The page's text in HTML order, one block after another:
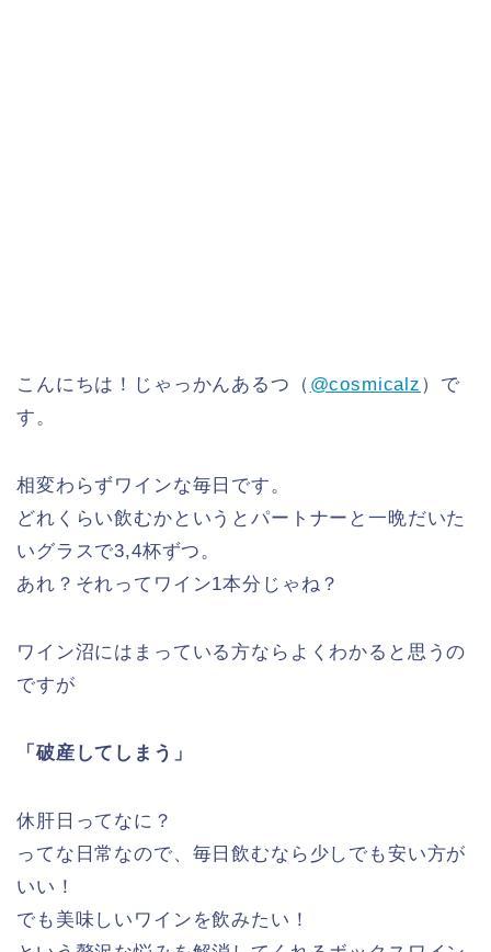
こんにちは！じゃっかんあるつ（ @cosmicalz ）で
す。
相変わらずワインな毎日です。
どれくらい飲むかというとパートナーと一晩だいた
いグラスで3,4杯ずつ。
あれ？それってワイン1本分じゃね？
ワイン沼にはまっている方ならよくわかると思うの
ですが
「破産してしまう」
休肝日ってなに？
ってな日常なので、毎日飲むなら少しでも安い方が
いい！
でも美味しいワインを飲みたい！